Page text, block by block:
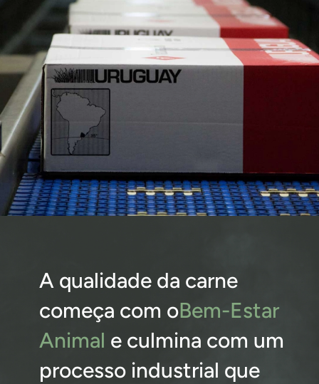
A qualidade da carne
começa com oBem-Estar
Animal e culmina com um
processo industrial que